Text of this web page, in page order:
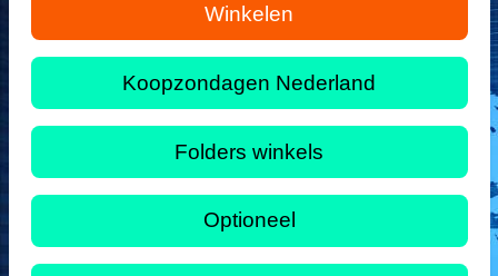
Winkelen
Koopzondagen Nederland
Folders winkels
Optioneel